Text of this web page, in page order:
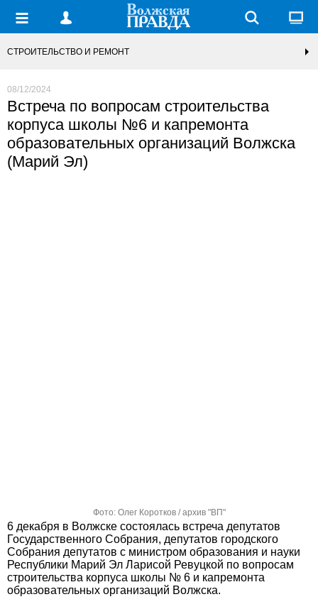
СТРОИТЕЛЬСТВО И РЕМОНТ
08/12/2024
Встреча по вопросам строительства
корпуса школы №6 и капремонта
образовательных организаций Волжска
(Марий Эл)
Фото: Олег Коротков / архив "ВП"
6 декабря в Волжске состоялась встреча депутатов
Государственного Собрания, депутатов городского
Собрания депутатов с министром образования и науки
Республики Марий Эл Ларисой Ревуцкой по вопросам
строительства корпуса школы № 6 и капремонта
образовательных организаций Волжска.